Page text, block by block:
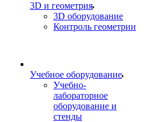
3D и геометрия
3D оборудование
Контроль геометрии
Учебное оборудование
Учебно-
лабораторное
оборудование и
стенды